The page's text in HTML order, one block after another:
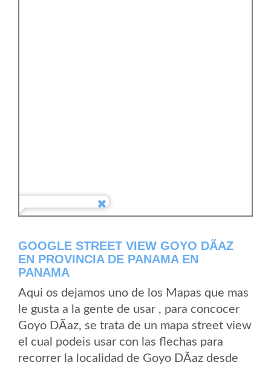
GOOGLE STREET VIEW GOYO DÃ­AZ
EN PROVINCIA DE PANAMA EN
PANAMA
Aqui os dejamos uno de los Mapas que mas
le gusta a la gente de usar , para concocer
Goyo DÃ­az, se trata de un mapa street view
el cual podeis usar con las flechas para
recorrer la localidad de Goyo DÃ­az desde